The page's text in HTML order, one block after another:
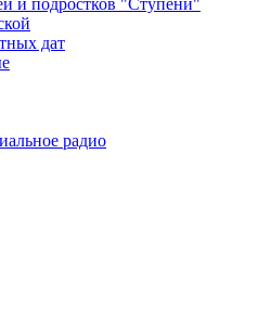
и подростков "Ступени"
дат
радио